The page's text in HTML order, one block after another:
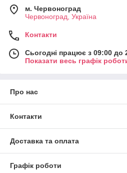
м. Червоноград
Червоноград, Україна
Контакти
Сьогодні працює з 09:00 до
Показати весь графік
Про нас
Контакти
Доставка та оплата
Графік роботи